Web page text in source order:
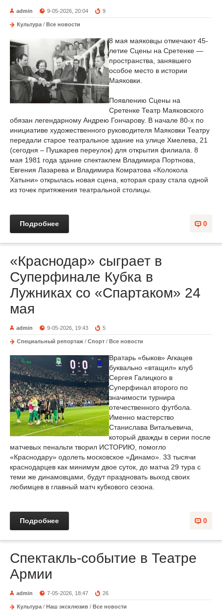
admin 9-05-2026, 20:04 9
Культура / Все новости
8 мая маяковцы отмечают 45-
летие Сцены на Сретенке —
пространства, занявшего
особое место в истории
Маяковки.
Появлению Сцены на
Сретенке Театр Маяковского
обязан легендарному Андрею Гончарову. В начале 80-х по
инициативе художественного руководителя Маяковки Театру
передали старое театральное здание на улице Хмелева, 21
(сегодня – Пушкарев переулок) для открытия филиала. 8
мая 1981 года здание спектаклем Владимира Портнова,
Евгения Лазарева и Владимира Комратова «Колокола
Хатыни» открылась новая сцена, которая сразу стала одной
из точек притяжения театральной столицы.
0
Подробнее
«Краснодар» сыграет в
Суперфинале Кубка в
Лужниках со «Спартаком» 24
мая
admin 9-05-2026, 19:43 5
Специальный репортаж / Спорт / Все новости
Вратарь «быков» Агкацев
буквально «втащил» клуб
Сергея Галицкого в
Суперфинал второго по
значимости турнира
отечественного футбола.
Именно мастерство
Станислава Витальевича,
который дважды в серии после
матчевых пенальти творил ИСТОРИЮ, помогло
«Краснодару» одолеть московское «Динамо». 33 тысячи
краснодарцев как минимум двое суток, до матча 29 тура с
теми же динамовцами, будут праздновать выход своих
любимцев в главный матч кубкового сезона.
0
Подробнее
Спектакль-событие в Театре
Армии
admin 7-05-2026, 18:47 26
Культура / Наш эксклюзив / Все новости